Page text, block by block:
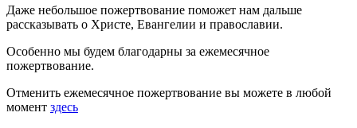
Даже небольшое пожертвование поможет нам дальше
рассказывать о Христе, Евангелии и православии.
Особенно мы будем благодарны за ежемесячное
пожертвование.
Отменить ежемесячное пожертвование вы можете в любой
момент здесь